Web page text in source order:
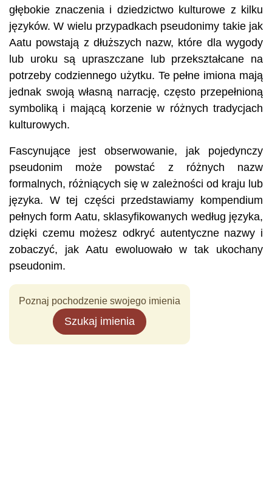
głębokie znaczenia i dziedzictwo kulturowe z kilku
języków. W wielu przypadkach pseudonimy takie jak
Aatu powstają z dłuższych nazw, które dla wygody
lub uroku są upraszczane lub przekształcane na
potrzeby codziennego użytku. Te pełne imiona mają
jednak swoją własną narrację, często przepełnioną
symboliką i mającą korzenie w różnych tradycjach
kulturowych.
Fascynujące jest obserwowanie, jak pojedynczy
pseudonim może powstać z różnych nazw
formalnych, różniących się w zależności od kraju lub
języka. W tej części przedstawiamy kompendium
pełnych form Aatu, sklasyfikowanych według języka,
dzięki czemu możesz odkryć autentyczne nazwy i
zobaczyć, jak Aatu ewoluowało w tak ukochany
pseudonim.
Poznaj pochodzenie swojego imienia
Szukaj imienia